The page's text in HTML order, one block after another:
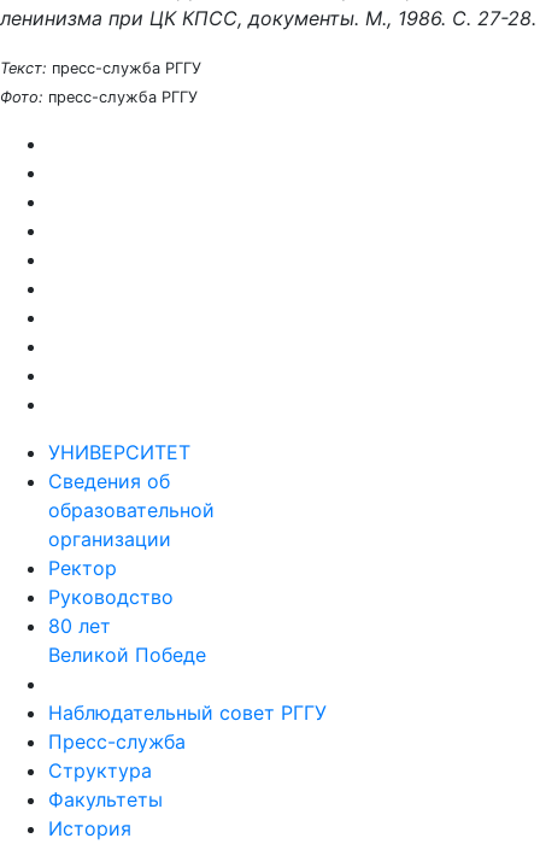
ленинизма при ЦК КПСС, документы. М., 1986. С. 27-28.
Текст: пресс-служба РГГУ
Фото: пресс-служба РГГУ
УНИВЕРСИТЕТ
Сведения об
образовательной
организации
Ректор
Руководство
80 лет
Великой Победе
Наблюдательный совет РГГУ
Пресс-служба
Структура
Факультеты
История